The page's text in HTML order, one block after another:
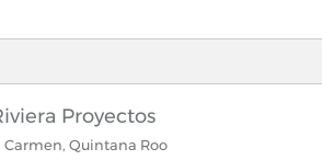
Proyectos
Carmen, Quintana Roo